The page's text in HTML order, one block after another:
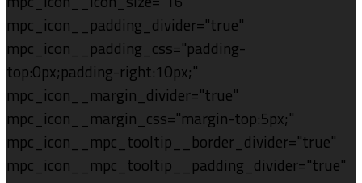
mpc_icon__padding_divider="true"
mpc_icon__padding_css="padding-
top:0px;padding-right:10px;"
mpc_icon__margin_divider="true"
mpc_icon__margin_css="margin-top:5px;"
mpc_icon__mpc_tooltip__border_divider="true"
mpc_icon__mpc_tooltip__padding_divider="true"